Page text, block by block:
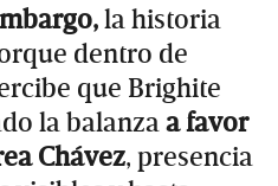
la historia
dentro de
que Brighite
la balanzaa favor
Chávez, presencia